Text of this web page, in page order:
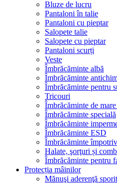
Bluze de lucru
Pantaloni în talie
Pantaloni cu pieptar
Salopete talie
Salopete cu pieptar
Pantaloni scurți
Veste
Îmbrăcăminte albă
Îmbrăcăminte
Îmbrăcăminte pentru
Tricouri
Îmbrăcăminte de
Îmbrăcăminte specială
Îmbrăcăminte
Îmbrăcăminte ESD
Îmbrăcăminte
Halate, şorţuri și
Îmbrăcăminte pentru
Protecția mâinilor
Mănuşi aderenţă